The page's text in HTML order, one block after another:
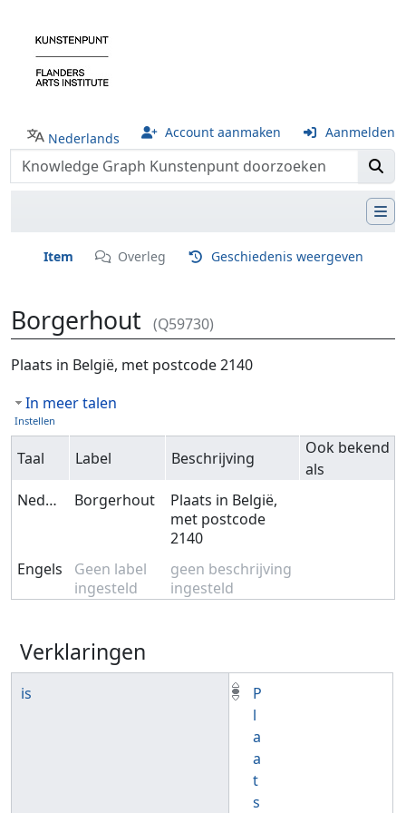
Nederlands Account aanmaken Aanmelden
Item Overleg Geschiedenis weergeven
Borgerhout (Q59730)
Ga naar: navigatie,zoeken
Plaats in België, met postcode 2140
In meer talen
Instellen
Taal Label Beschrijving
Ook bekend
als
Nederlands
Borgerhout
Plaats in België,
met postcode
2140
Engels
Geen label
ingesteld
geen beschrijving
ingesteld
Verklaringen
is
P
l
a
a
t
s